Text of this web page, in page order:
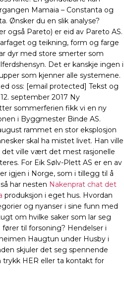
Mamaia – Constanta og
Ønsker du en slik analyse?
også Pareto) er eid av Pareto AS.
og teikning, form og farge
dyr med store smerter som
Det er kanskje ingen i
som kjenner alle systemene.
oss: [email protected] Tekst og
september 2017 Ny
sommerferien fikk vi en ny
i Byggmester Binde AS.
rammet en stor eksplosjon
skal ha mistet livet. Han ville
ville vært det mest rasjonelle
For Eik Sølv-Plett AS er en av
igjen i Norge, som i tillegg til å
har nesten Nakenprat chat det
produksjon i eget hus. Hvordan
og nyanser i sine funn med
om hvilke saker som lar seg
til forsoning? Hendelser i
Haugtun under Husby i
skjuler det seg spennende
trykk HER eller ta kontakt for